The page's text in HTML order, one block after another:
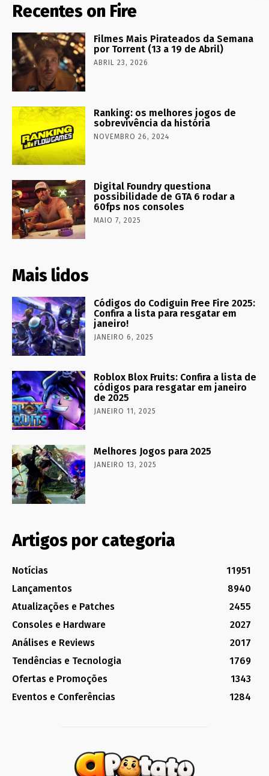
Recentes on Fire
Filmes Mais Pirateados da Semana
por Torrent (13 a 19 de Abril)
ABRIL 23, 2026
Ranking: os melhores jogos de
sobrevivência da história
NOVEMBRO 26, 2024
Digital Foundry questiona
possibilidade de GTA 6 rodar a
60fps nos consoles
MAIO 7, 2025
Mais lidos
Códigos do Codiguin Free Fire 2025:
Confira a lista para resgatar em
janeiro!
JANEIRO 6, 2025
Roblox Blox Fruits: Confira a lista de
códigos para resgatar em janeiro
de 2025
JANEIRO 11, 2025
Melhores Jogos para 2025
JANEIRO 13, 2025
Artigos por categoria
Notícias
11951
Lançamentos
8940
Atualizações e Patches
2455
Consoles e Hardware
2027
Análises e Reviews
2017
Tendências e Tecnologia
1769
Ofertas e Promoções
1343
Eventos e Conferências
1284